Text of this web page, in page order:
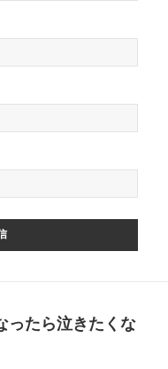
ったら泣きたくな